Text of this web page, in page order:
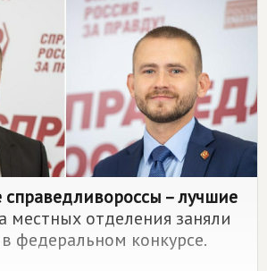
справедливороссы – лучшие
местных отделения заняли
федеральном конкурсе.